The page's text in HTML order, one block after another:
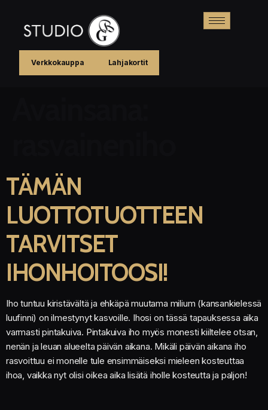
Verkkokauppa Lahjakortit
TÄMÄN
LUOTTOTUOTTEEN
TARVITSET
IHONHOITOOSI!
Iho tuntuu kiristävältä ja ehkäpä muutama milium (kansankielessä
luufinni) on ilmestynyt kasvoille. Ihosi on tässä tapauksessa aika
varmasti pintakuiva. Pintakuiva iho myös monesti kiiltelee otsan,
nenän ja leuan alueelta päivän aikana. Mikäli päivän aikana iho
rasvoittuu ei monelle tule ensimmäiseksi mieleen kosteuttaa
ihoa, vaikka nyt olisi oikea aika lisätä iholle kosteutta ja paljon!